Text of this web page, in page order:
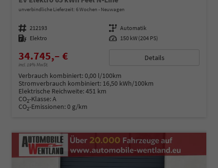
unverbindliche Lieferzeit: 6 Wochen Neuwagen
Fahrzeugnummer 212193 Getriebe Automatik
Kraftstoff Elektro Leistung 150 kW (204 PS)
34.745,– €
incl. 19% MwSt.
Details
Verbrauch kombiniert:0,00 l/100km
Stromverbrauch kombiniert: 16,50 kWh/100km
Elektrische Reichweite:451 km
CO2-Klasse:A
CO2-Emissionen:0 g/km